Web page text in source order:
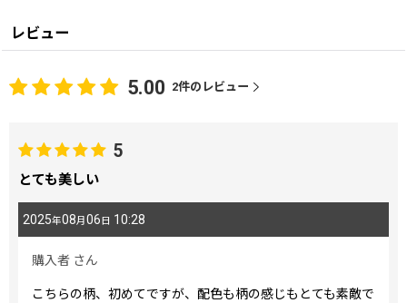
レビュー
5.00 2件のレビュー
5
とても美しい
2025年08月 06 日 10:28
購入者 さん
こちらの柄、初めてですが、配色も柄の感じもとても素敵で